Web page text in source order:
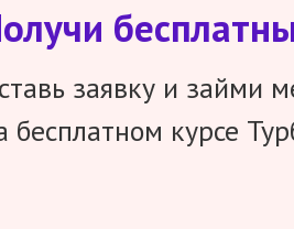
заявку и займи
бесплатном курсе